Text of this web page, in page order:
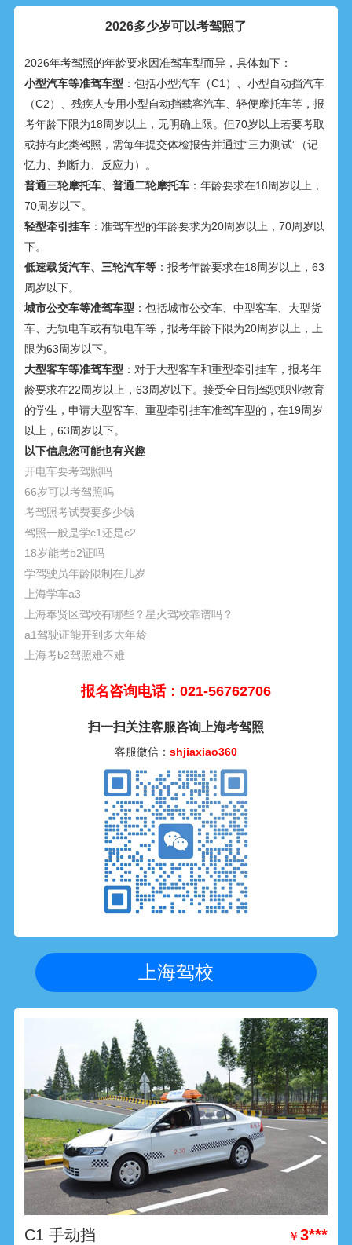
2026多少岁可以考驾照了
2026年考驾照的年龄要求因准驾车型而异，具体如下：
小型汽车等准驾车型 ：包括小型汽车（C1）、小型自动挡汽车
（C2）、残疾人专用小型自动挡载客汽车、轻便摩托车等，报
考年龄下限为18周岁以上，无明确上限。但70岁以上若要考取
或持有此类驾照，需每年提交体检报告并通过“三力测试”（记
忆力、判断力、反应力）。
普通三轮摩托车、普通二轮摩托车 ：年龄要求在18周岁以上，
70周岁以下。
轻型牵引挂车 ：准驾车型的年龄要求为20周岁以上，70周岁以
下。
低速载货汽车、三轮汽车等 ：报考年龄要求在18周岁以上，63
周岁以下。
城市公交车等准驾车型 ：包括城市公交车、中型客车、大型货
车、无轨电车或有轨电车等，报考年龄下限为20周岁以上，上
限为63周岁以下。
大型客车等准驾车型 ：对于大型客车和重型牵引挂车，报考年
龄要求在22周岁以上，63周岁以下。接受全日制驾驶职业教育
的学生，申请大型客车、重型牵引挂车准驾车型的，在19周岁
以上，63周岁以下。
以下信息您可能也有兴趣
开电车要考驾照吗
66岁可以考驾照吗
考驾照考试费要多少钱
驾照一般是学c1还是c2
18岁能考b2证吗
学驾驶员年龄限制在几岁
上海学车a3
上海奉贤区驾校有哪些？星火驾校靠谱吗？
a1驾驶证能开到多大年龄
上海考b2驾照难不难
报名咨询电话：021-56762706
扫一扫关注客服咨询上海考驾照
客服微信： shjiaxiao360
上海驾校
C1 手动挡 ￥3***